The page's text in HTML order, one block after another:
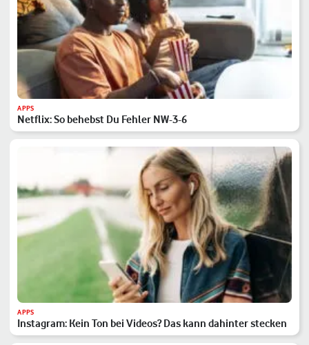
APPS
Netflix: So behebst Du Fehler NW-3-6
APPS
Instagram: Kein Ton bei Videos? Das kann dahinter stecken